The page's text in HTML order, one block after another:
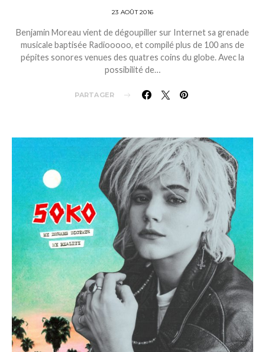
23 AOÛT 2016
Benjamin Moreau vient de dégoupiller sur Internet sa grenade
musicale baptisée Radiooooo, et compilé plus de 100 ans de
pépites sonores venues des quatres coins du globe. Avec la
possibilité de…
PARTAGER